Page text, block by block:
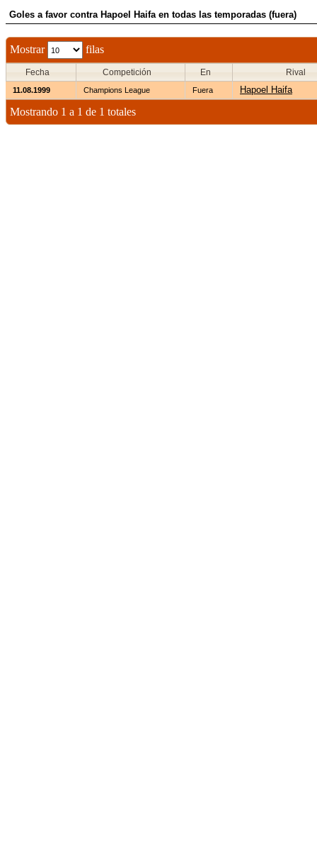
Goles a favor contra Hapoel Haifa en todas las temporadas (fuera)
Mostrar filas
Fecha Competición En Rival
11.08.1999 Champions League Fuera Hapoel Haifa
Mostrando 1 a 1 de 1 totales